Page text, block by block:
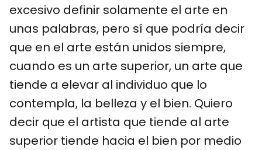
excesivo definir solamente el arte en
unas palabras, pero sí que podría decir
que en el arte están unidos siempre,
cuando es un arte superior, un arte que
tiende a elevar al individuo que lo
contempla, la belleza y el bien. Quiero
decir que el artista que tiende al arte
superior tiende hacia el bien por medio